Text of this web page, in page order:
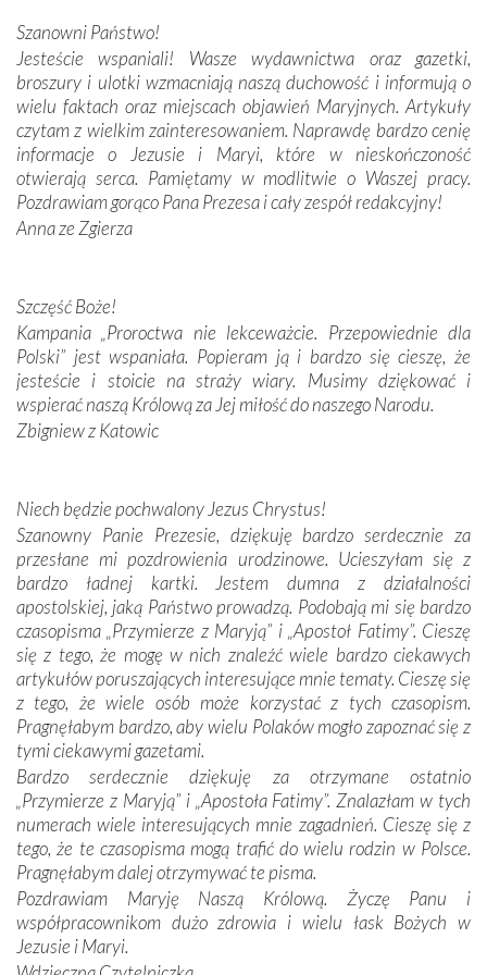
połączenie talentów z wytrwałością i pracowitością
budowniczych.
Podążyliśmy też śladami fatimskich wizjonerów – Łucji
dos Santos oraz świętych Hiacynty i Franciszka Marto.
Modliliśmy się przy ich grobach. Odprawiliśmy Drogę
Krzyżową w ich rodzinnych stronach, odwiedziliśmy
domy, w których żyli.
Darczyńców w ramach akcji „Twoje światło w Fatimie”.
Podczas tej kilkudniowej wyprawy na każdym kroku
spotykaliśmy się z serdeczną otwartością
Portugalczyków. Podziwialiśmy ich ludową sztukę i
zwyczaje. Mimo że nasze kraje są od siebie bardzo
oddalone, w żaden sposób nie czuliśmy się obco.
wspólnej wierze. Podczas wyjazdów do historycznych
miejsc, które znalazły się na trasie naszej pielgrzymki,
mieliśmy okazję przekonać się, że Maryja swoją opieką
otacza nie tylko nasz naród, lecz wszystkie nacje, które
się Jej ufnie oddają, a także każdą osobę, która zawierza
Jej siebie oraz swych bliskich.
Dzieje Portugalii to również historia wierności Bogu i
odstępstw, także w życiu władców. Trudne momenty w
wymiarze tak osobistym, jak i zbiorowym, przypominają o
konieczności ciągłego zabiegania o własną duszę i o łaskę
Opatrzności. Wierność przynosi pomyślność –
przynajmniej w życiu duchowym. Odstępstwo owocuje
nieszczęściem i śmiercią. Te uniwersalne prawdy
przychodziły na myśl, gdy słuchaliśmy opowieści
przewodników o portugalskich monarchach i wodzach,
zwycięskich bitwach i nieszczęśliwych losach grzesznych
kochanków.
Byli tym razem pośród Apostołów Fatimy reprezentanci
Szanowni Państwo!
Jesteście wspaniali! Wasze wydawnictwa oraz gazetki,
broszury i ulotki wzmacniają naszą duchowość i informują o
wielu faktach oraz miejscach objawień Maryjnych. Artykuły
czytam z wielkim zainteresowaniem. Naprawdę bardzo cenię
informacje o Jezusie i Maryi, które w nieskończoność
otwierają serca. Pamiętamy w modlitwie o Waszej pracy.
Pozdrawiam gorąco Pana Prezesa i cały zespół redakcyjny!
Anna ze Zgierza
Szczęść Boże!
Kampania „Proroctwa nie lekceważcie. Przepowiednie dla
Polski” jest wspaniała. Popieram ją i bardzo się cieszę, że
jesteście i stoicie na straży wiary. Musimy dziękować i
wspierać naszą Królową za Jej miłość do naszego Narodu.
Zbigniew z Katowic
Niech będzie pochwalony Jezus Chrystus!
Szanowny Panie Prezesie, dziękuję bardzo serdecznie za
przesłane mi pozdrowienia urodzinowe. Ucieszyłam się z
bardzo ładnej kartki. Jestem dumna z działalności
apostolskiej, jaką Państwo prowadzą. Podobają mi się bardzo
czasopisma „Przymierze z Maryją” i „Apostoł Fatimy”. Cieszę
się z tego, że mogę w nich znaleźć wiele bardzo ciekawych
artykułów poruszających interesujące mnie tematy. Cieszę się
z tego, że wiele osób może korzystać z tych czasopism.
Pragnęłabym bardzo, aby wielu Polaków mogło zapoznać się z
tymi ciekawymi gazetami.
Bardzo serdecznie dziękuję za otrzymane ostatnio
„Przymierze z Maryją” i „Apostoła Fatimy”. Znalazłam w tych
numerach wiele interesujących mnie zagadnień. Cieszę się z
tego, że te czasopisma mogą trafić do wielu rodzin w Polsce.
Pragnęłabym dalej otrzymywać te pisma.
Pozdrawiam Maryję Naszą Królową. Życzę Panu i
współpracownikom dużo zdrowia i wielu łask Bożych w
Jezusie i Maryi.